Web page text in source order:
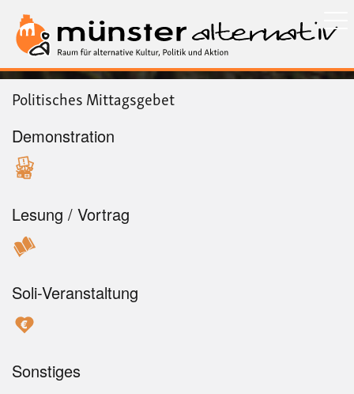
zum
Inhalt
Politisches Mittagsgebet
Demonstration
Lesung / Vortrag
Soli-Veranstaltung
Sonstiges